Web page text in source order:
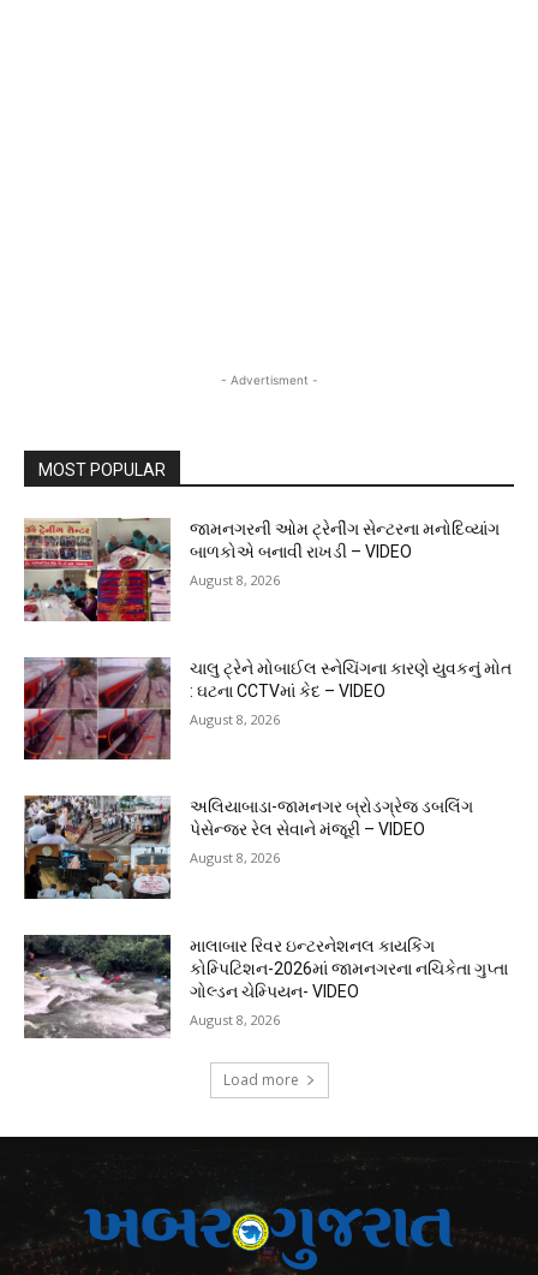
- Advertisment -
MOST POPULAR
જામનગરની ઓમ ટ્રેનીંગ સેન્ટરના મનોદિવ્યાંગ
બાળકોએ બનાવી રાખડી – VIDEO
August 8, 2026
ચાલુ ટ્રેને મોબાઈલ સ્નેચિંગના કારણે યુવકનું મોત
: ઘટના CCTVમાં કેદ – VIDEO
August 8, 2026
અલિયાબાડા-જામનગર બ્રોડગ્રેજ ડબલિંગ
પેસેન્જર રેલ સેવાને મંજૂરી – VIDEO
August 8, 2026
માલાબાર રિવર ઇન્ટરનેશનલ કાયકિંગ
કોમ્પિટિશન-2026માં જામનગરના નચિકેતા ગુપ્તા
ગોલ્ડન ચેમ્પિયન- VIDEO
August 8, 2026
Load more